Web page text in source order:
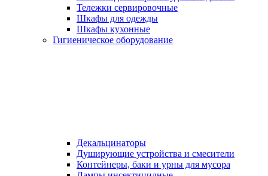
Тележки сервировочные
Шкафы для одежды
Шкафы кухонные
Гигиеническое оборудование
Декальцинаторы
Душирующие устройства и смесители
Контейнеры, баки и урны для мусора